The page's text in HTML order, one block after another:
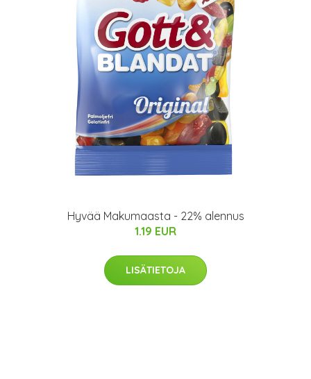
Hyvää Makumaasta - 22% alennus
1.19 EUR
LISÄTIETOJA